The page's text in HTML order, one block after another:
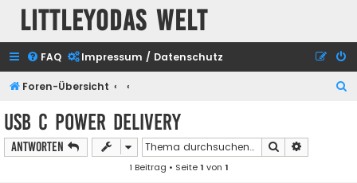
Littleyodas Welt
FAQ Impressum / Datenschutz
Foren-Übersicht
USB C Power Delivery
Antworten Suche
1 Beitrag • Seite1 von 1